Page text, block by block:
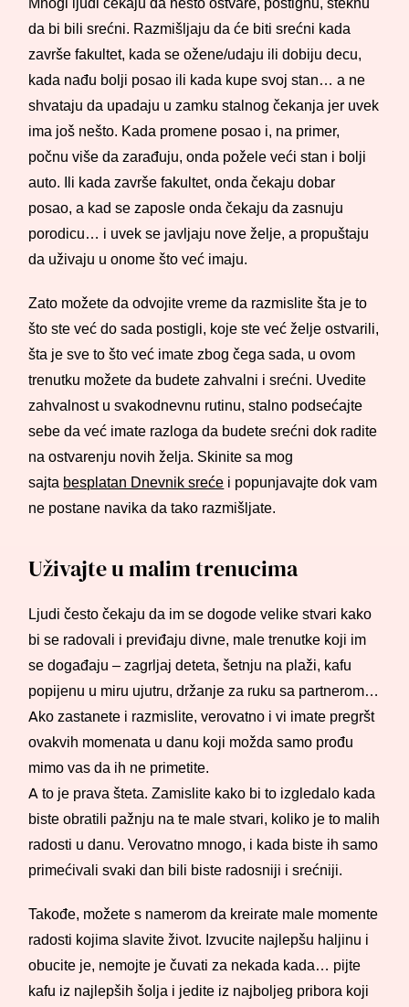
da bi bili srećni. Razmišljaju da će biti srećni kada
završe fakultet, kada se ožene/udaju ili dobiju decu,
kada nađu bolji posao ili kada kupe svoj stan… a ne
shvataju da upadaju u zamku stalnog čekanja jer uvek
ima još nešto. Kada promene posao i, na primer,
počnu više da zarađuju, onda požele veći stan i bolji
auto. Ili kada završe fakultet, onda čekaju dobar
posao, a kad se zaposle onda čekaju da zasnuju
porodicu… i uvek se javljaju nove želje, a propuštaju
da uživaju u onome što već imaju.
Zato možete da odvojite vreme da razmislite šta je to
što ste već do sada postigli, koje ste već želje ostvarili,
šta je sve to što već imate zbog čega sada, u ovom
trenutku možete da budete zahvalni i srećni. Uvedite
zahvalnost u svakodnevnu rutinu, stalno podsećajte
sebe da već imate razloga da budete srećni dok radite
na ostvarenju novih želja. Skinite sa mog
sajta besplatan Dnevnik sreće i popunjavajte dok vam
ne postane navika da tako razmišljate.
Uživajte u malim trenucima
Ljudi često čekaju da im se dogode velike stvari kako
bi se radovali i previđaju divne, male trenutke koji im
se događaju – zagrljaj deteta, šetnju na plaži, kafu
popijenu u miru ujutru, držanje za ruku sa partnerom…
Ako zastanete i razmislite, verovatno i vi imate pregršt
ovakvih momenata u danu koji možda samo prođu
mimo vas da ih ne primetite.
A to je prava šteta. Zamislite kako bi to izgledalo kada
biste obratili pažnju na te male stvari, koliko je to malih
radosti u danu. Verovatno mnogo, i kada biste ih samo
primećivali svaki dan bili biste radosniji i srećniji.
Takođe, možete s namerom da kreirate male momente
radosti kojima slavite život. Izvucite najlepšu haljinu i
obucite je, nemojte je čuvati za nekada kada… pijte
kafu iz najlepših šolja i jedite iz najboljeg pribora koji